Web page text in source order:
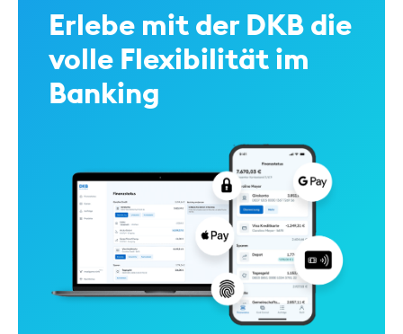
Erlebe mit der DKB die
volle Flexibilität im
Banking